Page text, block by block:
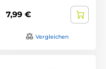
7,99 €
Vergleichen